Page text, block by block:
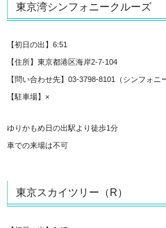
東京湾シンフォニークルーズ
【初日の出】6:51
【住所】東京都港区海岸2-7-104
【問い合わせ先】03-3798-8101（シンフォニ
【駐車場】×
ゆりかもめ日の出駅より徒歩1分
車での来場は不可
東京スカイツリー（R）